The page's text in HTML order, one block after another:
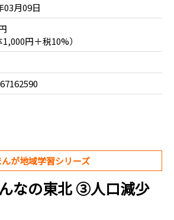
03月09日
1,000円＋税10%）
んが地域学習シリーズ
なの東北 ③人口減少